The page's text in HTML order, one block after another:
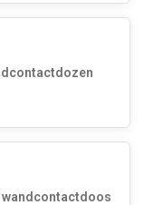
wandcontactdoos